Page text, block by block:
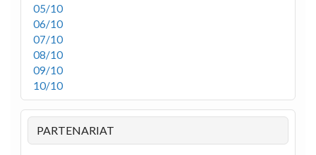
05/10
06/10
07/10
08/10
09/10
10/10
PARTENARIAT